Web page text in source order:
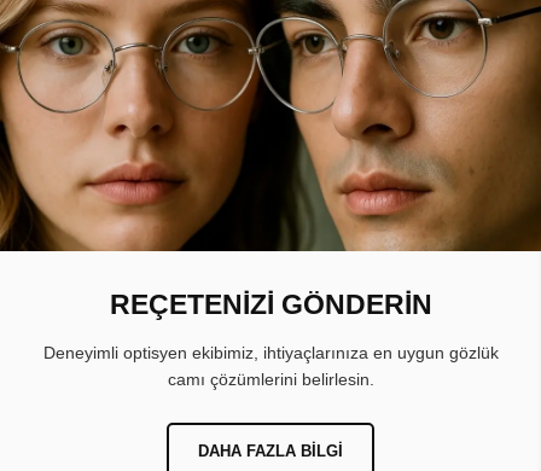
REÇETENİZİ GÖNDERİN
Deneyimli optisyen ekibimiz, ihtiyaçlarınıza en uygun gözlük
camı çözümlerini belirlesin.
DAHA FAZLA BILGI